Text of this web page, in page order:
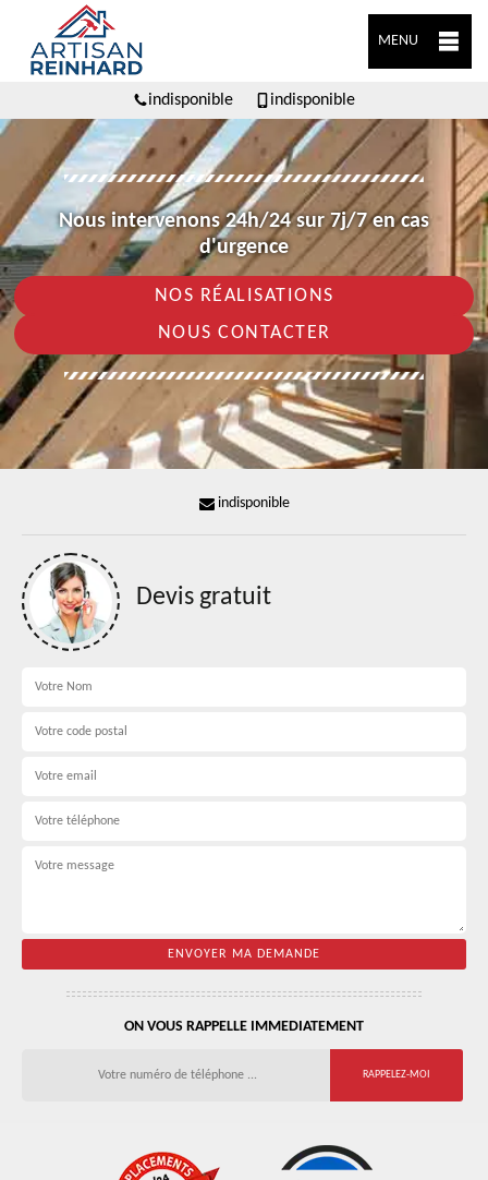
MENU
indisponible indisponible
Nous intervenons 24h/24 sur 7j/7 en cas
d'urgence
NOS RÉALISATIONS
NOUS CONTACTER
indisponible
Devis gratuit
ON VOUS RAPPELLE IMMEDIATEMENT